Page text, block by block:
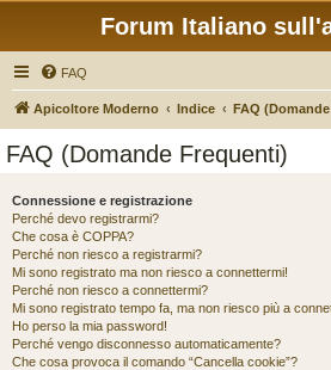
Forum Italiano
FAQ
Apicoltore Moderno Indice FAQ
FAQ (Domande Frequenti)
Connessione e registrazione
Perché devo registrarmi?
Che cosa è COPPA?
Perché non riesco a registrarmi?
Mi sono registrato ma non riesco a connettermi!
Perché non riesco a connettermi?
Mi sono registrato tempo fa, ma non riesco più a
Ho perso la mia password!
Perché vengo disconnesso automaticamente?
Che cosa provoca il comando “Cancella cookie”?